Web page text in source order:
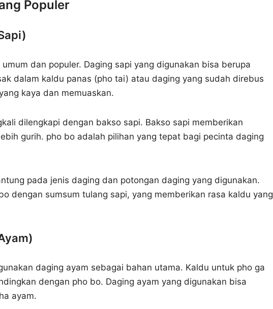
Populer
dan populer. Daging sapi yang digunakan bisa berupa
dalam kaldu panas (pho tai) atau daging yang sudah direbus
kaya dan memuaskan.
dilengkapi dengan bakso sapi. Bakso sapi memberikan
gurih. pho bo adalah pilihan yang tepat bagi pecinta daging
pada jenis daging dan potongan daging yang digunakan.
dengan sumsum tulang sapi, yang memberikan rasa kaldu yang
daging ayam sebagai bahan utama. Kaldu untuk pho ga
dengan pho bo. Daging ayam yang digunakan bisa
ayam.